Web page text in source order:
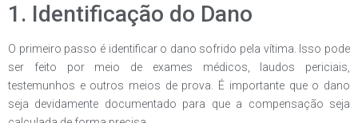
1. Identificação do Dano
O primeiro passo é identificar o dano sofrido pela vítima. Isso pode
ser feito por meio de exames médicos, laudos periciais,
testemunhos e outros meios de prova. É importante que o dano
seja devidamente documentado para que a compensação seja